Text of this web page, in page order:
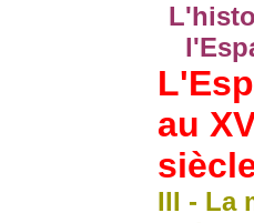
au
III - La